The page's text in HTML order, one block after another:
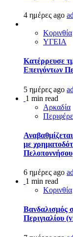
4 ημέρες ago
Κορινθία
ΥΓΕΙΑ
Kατέρρευσε
Επειγόντων
5 ημέρες ago
1 min read
Αρκαδία
με
Πελοποννήσου
6 ημέρες ago
1 min read
Κορινθία
Βανδαλισμός
Περιγιαλίου